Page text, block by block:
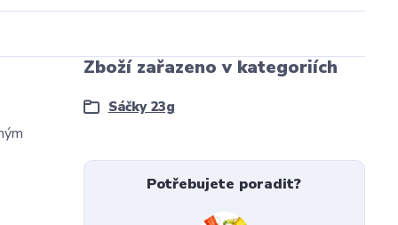
Zboží zařazeno v kategoriích
Sáčky 23g
Potřebujete poradit?